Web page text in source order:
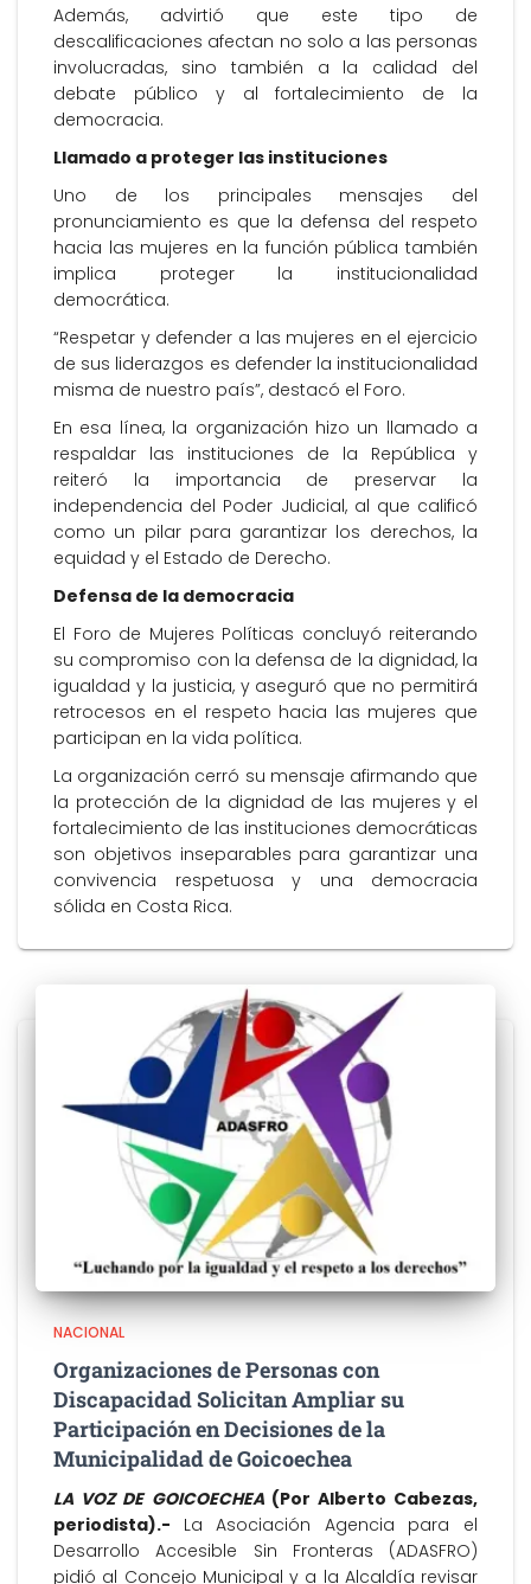
Además, advirtió que este tipo de
descalificaciones afectan no solo a las personas
involucradas, sino también a la calidad del
debate público y al fortalecimiento de la
democracia.
Llamado a proteger las instituciones
Uno de los principales mensajes del
pronunciamiento es que la defensa del respeto
hacia las mujeres en la función pública también
implica proteger la institucionalidad
democrática.
“Respetar y defender a las mujeres en el ejercicio
de sus liderazgos es defender la institucionalidad
misma de nuestro país”, destacó el Foro.
En esa línea, la organización hizo un llamado a
respaldar las instituciones de la República y
reiteró la importancia de preservar la
independencia del Poder Judicial, al que calificó
como un pilar para garantizar los derechos, la
equidad y el Estado de Derecho.
Defensa de la democracia
El Foro de Mujeres Políticas concluyó reiterando
su compromiso con la defensa de la dignidad, la
igualdad y la justicia, y aseguró que no permitirá
retrocesos en el respeto hacia las mujeres que
participan en la vida política.
La organización cerró su mensaje afirmando que
la protección de la dignidad de las mujeres y el
fortalecimiento de las instituciones democráticas
son objetivos inseparables para garantizar una
convivencia respetuosa y una democracia
sólida en Costa Rica.
NACIONAL
Organizaciones de Personas con
Discapacidad Solicitan Ampliar su
Participación en Decisiones de la
Municipalidad de Goicoechea
LA VOZ DE GOICOECHEA(Por Alberto Cabezas,
periodista).- La Asociación Agencia para el
Desarrollo Accesible Sin Fronteras (ADASFRO)
pidió al Concejo Municipal y a la Alcaldía revisar